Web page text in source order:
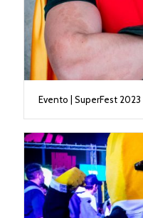
Evento | SuperFest 2023